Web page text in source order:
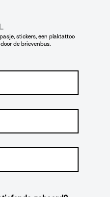
stickers, een plaktattoo
de brievenbus.